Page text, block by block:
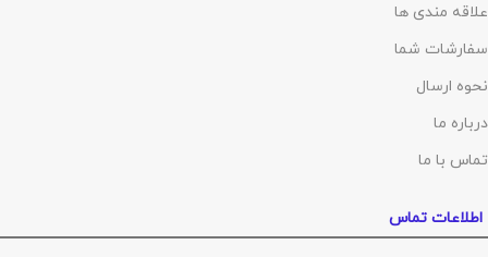
علاقه مندی ها
سفارشات شما
نحوه ارسال
درباره ما
تماس با ما
اطلاعات تماس